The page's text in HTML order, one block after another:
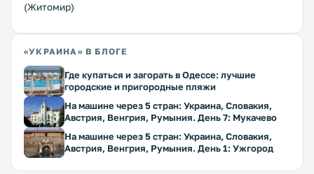
(Житомир)
«УКРАИНА» В БЛОГЕ
Где купаться и загорать в Одессе: лучшие
городские и пригородные пляжи
На машине через 5 стран: Украина, Словакия,
Австрия, Венгрия, Румыния. День 7: Мукачево
На машине через 5 стран: Украина, Словакия,
Австрия, Венгрия, Румыния. День 1: Ужгород